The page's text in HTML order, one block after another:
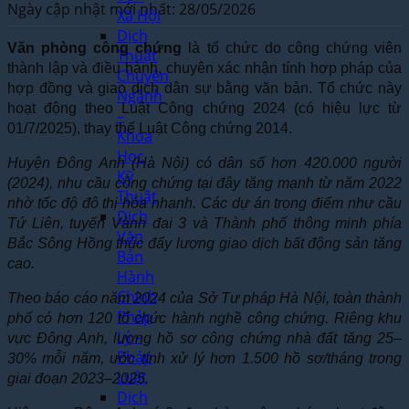
Xã Hội
Dịch
Thuật
Chuyên
Ngành
–
Khoa
Học
Kỹ
Thuật
Dịch
Văn
Bản
Hành
Chính
Pháp
Lý –
Pháp
Luật
Dịch
Ngày cập nhật mới nhất: 28/05/2026
Văn phòng công chứng là tổ chức do công chứng viên
thành lập và điều hành, chuyên xác nhận tính hợp pháp của
hợp đồng và giao dịch dân sự bằng văn bản. Tổ chức này
hoạt động theo Luật Công chứng 2024 (có hiệu lực từ
01/7/2025), thay thế Luật Công chứng 2014.
Huyện Đông Anh (Hà Nội) có dân số hơn 420.000 người
(2024), nhu cầu công chứng tại đây tăng mạnh từ năm 2022
nhờ tốc độ đô thị hóa nhanh. Các dự án trọng điểm như cầu
Tứ Liên, tuyến Vành đai 3 và Thành phố thông minh phía
Bắc Sông Hồng thúc đẩy lượng giao dịch bất động sản tăng
cao.
Theo báo cáo năm 2024 của Sở Tư pháp Hà Nội, toàn thành
phố có hơn 120 tổ chức hành nghề công chứng. Riêng khu
vực Đông Anh, lượng hồ sơ công chứng nhà đất tăng 25–
30% mỗi năm, ước tính xử lý hơn 1.500 hồ sơ/tháng trong
giai đoạn 2023–2025.